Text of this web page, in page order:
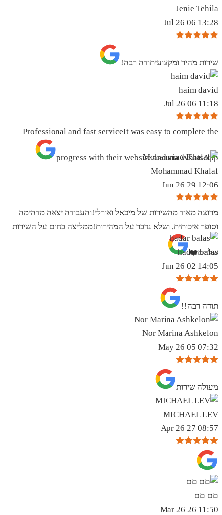
Jenie Tehila
13:28 06 Jul 26
שירות מהיר ומקצועיתודה רבה!
haim david
11:18 06 Jul 26
Professional and fast serviceIt was easy to complete the
progress with their website and via WhatsApp
Mohammad Khalaf
12:06 29 Jun 26
מרוצה מאוד מהשירות של מיכאל ואורלי!והעבודה יצאה מדהימה
וסופר איכותית, ושלא נדבר על המהירות!ממליצה בחום על השירות
שלהם❤️
hadar balas
14:05 02 Jun 26
תודה רבה!!
Nor Marina Ashkelon
07:32 05 May 26
מעולה שירות
MICHAEL LEV
08:57 27 Apr 26
םם םם
11:50 26 Mar 26